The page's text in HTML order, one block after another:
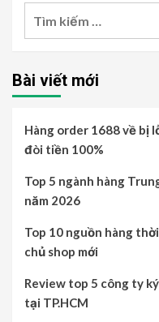
Bài viết mới
Hàng order 1688 về bị
đòi tiền 100%
Top 5 ngành hàng
năm 2026
Top 10 nguồn hàng
chủ shop mới
Review top 5 công ty
tại TP.HCM